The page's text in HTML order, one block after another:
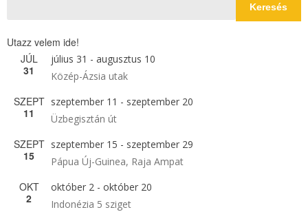
Keresés
Utazz velem ide!
JÚL
31
július 31 - augusztus 10
Közép-Ázsia utak
SZEPT
11
szeptember 11 - szeptember 20
Üzbegisztán út
SZEPT
15
szeptember 15 - szeptember 29
Pápua Új-Guinea, Raja Ampat
OKT
2
október 2 - október 20
Indonézia 5 sziget